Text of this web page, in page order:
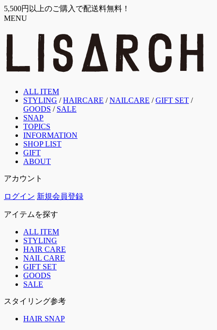
5,500円以上のご購入で配送料無料！
MENU
ALL ITEM
STYLING /HAIRCARE /NAILCARE /GIFT SET /
GOODS / SALE
SNAP
TOPICS
INFORMATION
SHOP LIST
GIFT
ABOUT
アカウント
ログイン 新規会員登録
アイテムを探す
ALL ITEM
STYLING
HAIR CARE
NAIL CARE
GIFT SET
GOODS
SALE
スタイリング参考
HAIR SNAP